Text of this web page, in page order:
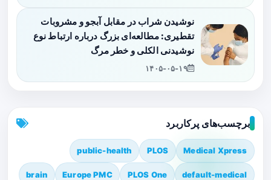
نوشیدن شراب در مقابل آبجو و مشروبات
تقطیری: مطالعه‌ای بزرگ درباره ارتباط نوع
نوشیدنی الکلی و خطر مرگ
۱۴۰۵-۰۵-۱۹
برچسب‌های پرکاربرد
Medical Xpress
PLOS
public-health
default-medical
PLOS One
Europe PMC
brain